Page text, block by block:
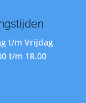
t/m Vrijdag
t/m 18.00